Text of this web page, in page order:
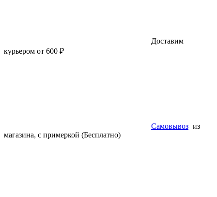
Доставим
курьером от 600 ₽
Самовывоз из
магазина, с примеркой (Бесплатно)